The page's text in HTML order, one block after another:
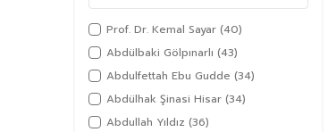
Kitap
İslam
Din
Edebiyat
Prof. Dr. Kemal Sayar (40)
Abdülbaki Gölpınarlı (43)
Abdulfettah Ebu Gudde (34)
Abdülhak Şinasi Hisar (34)
Abdullah Yıldız (36)